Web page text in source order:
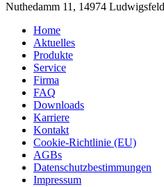
Nuthedamm 11, 14974
Home
Aktuelles
Produkte
Service
Firma
FAQ
Downloads
Karriere
Kontakt
Cookie-Richtlinie (EU)
AGBs
Datenschutzbestimmungen
Impressum